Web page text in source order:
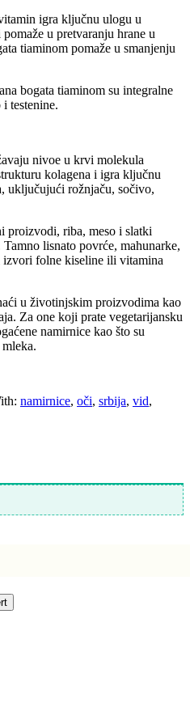
igra ključnu ulogu u
u pretvaranju hrane u
tiaminom pomaže u smanjenju
bogata tiaminom su integralne
testenine.
nivoe u krvi molekula
kolagena i igra ključnu
uključujući rožnjaču, sočivo,
proizvodi, riba, meso i slatki
lisnato povrće, mahunarke,
izvori folne kiseline ili vitamina
u životinjskim proizvodima kao
Za one koji prate vegetarijansku
namirnice kao što su
namirnice, oči, srbija, vid,